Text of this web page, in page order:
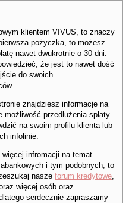
klientem VIVUS, to znaczy
pożyczka, to możesz
nawet dwukrotnie o 30 dni.
że jest to nawet dość
do swoich
znajdziesz informacje na
możliwość przedlużenia spłaty
na swoim profilu klienta lub
infolinię.
infromacji na temat
i tym podobnych, to
nasze forum kredytowe,
więcej osób oraz
serdecznie zapraszamy